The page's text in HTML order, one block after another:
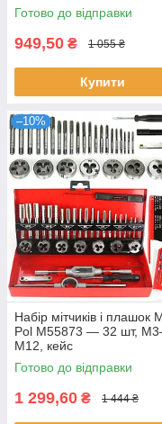
Готово до відправки
949,50 ₴ 1 055 ₴
Купити
–10%
Набір мітчиків і плашок
Pol M55873 — 32 шт,
М12, кейс
Готово до відправки
1 299,60 ₴ 1 444 ₴